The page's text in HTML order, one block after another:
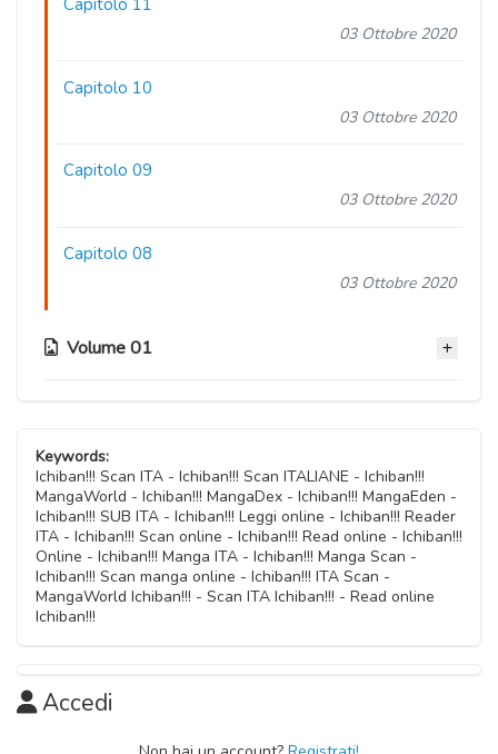
03 Ottobre 2020
Capitolo 10
03 Ottobre 2020
Capitolo 09
03 Ottobre 2020
Capitolo 08
03 Ottobre 2020
Volume 01
Capitolo 06
03 Ottobre 2020
Capitolo 05
Keywords:
Ichiban!!! Scan ITA - Ichiban!!! Scan ITALIANE - Ichiban!!!
MangaWorld - Ichiban!!! MangaDex - Ichiban!!! MangaEden -
Ichiban!!! SUB ITA - Ichiban!!! Leggi online - Ichiban!!! Reader
ITA - Ichiban!!! Scan online - Ichiban!!! Read online - Ichiban!!!
Online - Ichiban!!! Manga ITA - Ichiban!!! Manga Scan -
Ichiban!!! Scan manga online - Ichiban!!! ITA Scan -
MangaWorld Ichiban!!! - Scan ITA Ichiban!!! - Read online
Ichiban!!!
Accedi